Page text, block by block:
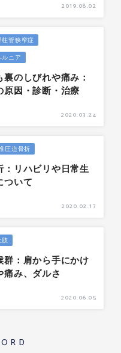
2019.08.02
柱管狭窄症
ルニア
裏のしびれや痛み：
原因・診断・治療
2020.03.24
圧迫骨折
：リハビリや日常生
ついて
2020.02.17
肢
群：肩から手にかけ
痛み、ダルさ
2020.06.05